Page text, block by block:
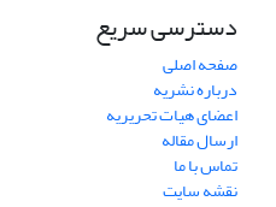
دسترسی سریع
صفحه اصلی
درباره نشریه
اعضای هیات تحریریه
ارسال مقاله
تماس با ما
نقشه سایت